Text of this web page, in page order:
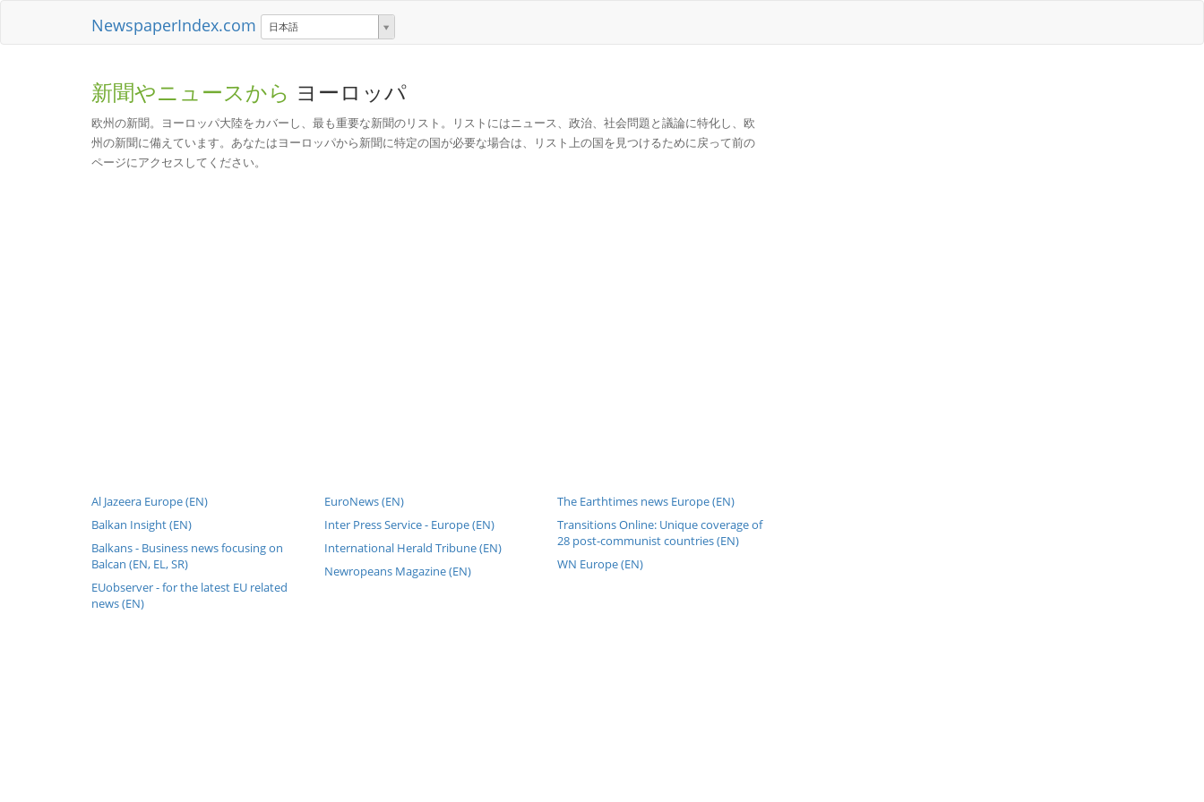
NewspaperIndex.com 日本語
新聞やニュースから ヨーロッパ
欧州の新聞。ヨーロッパ大陸をカバーし、最も重要な新聞のリスト。リストにはニュース、政治、社会問題と議論に特化し、欧
州の新聞に備えています。あなたはヨーロッパから新聞に特定の国が必要な場合は、リスト上の国を見つけるために戻って前の
ページにアクセスしてください。
Al Jazeera Europe (EN)
Balkan Insight (EN)
Balkans - Business news focusing on
Balcan (EN, EL, SR)
EUobserver - for the latest EU related
news (EN)
EuroNews (EN)
Inter Press Service - Europe (EN)
International Herald Tribune (EN)
Newropeans Magazine (EN)
The Earthtimes news Europe (EN)
Transitions Online: Unique coverage of
28 post-communist countries (EN)
WN Europe (EN)